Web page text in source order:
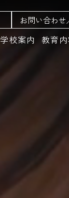
お問い合わ
学校案内 教育